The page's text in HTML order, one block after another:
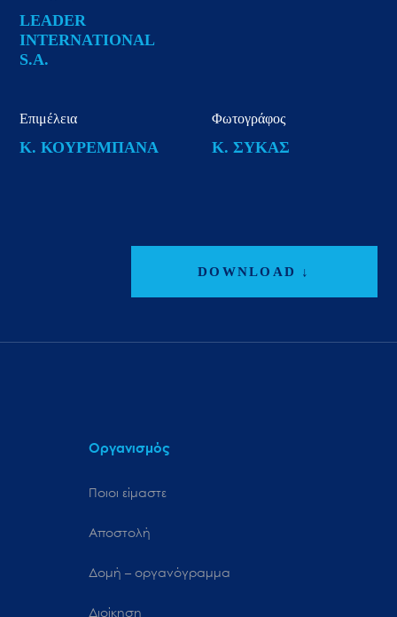
LEADER
INTERNATIONAL
S.A.
Επιμέλεια
Κ. ΚΟΥΡΕΜΠΑΝΑ
Φωτογράφος
Κ. ΣΥΚΑΣ
DOWNLOAD ↓
Οργανισμός
Ποιοι είμαστε
Αποστολή
Δομή – οργανόγραμμα
Διοίκηση